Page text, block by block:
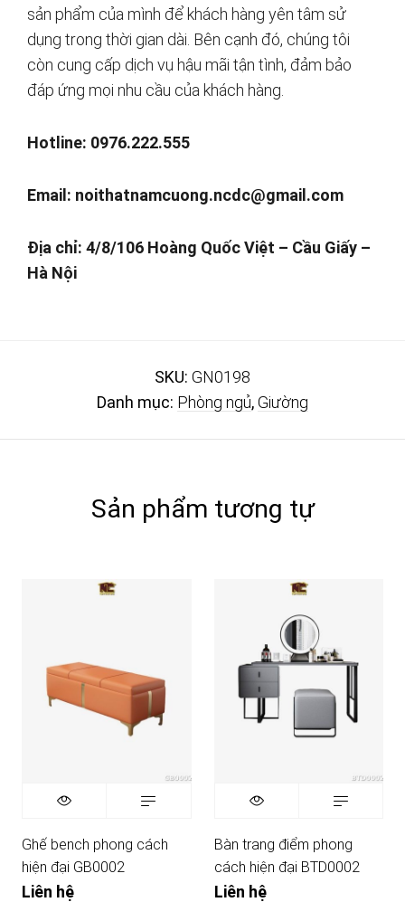
sản phẩm của mình để khách hàng yên tâm sử
dụng trong thời gian dài. Bên cạnh đó, chúng tôi
còn cung cấp dịch vụ hậu mãi tận tình, đảm bảo
đáp ứng mọi nhu cầu của khách hàng.
Hotline: 0976.222.555
Email: noithatnamcuong.ncdc@gmail.com
Địa chỉ: 4/8/106 Hoàng Quốc Việt – Cầu Giấy –
Hà Nội
SKU: GN0198
Danh mục: Phòng ngủ,Giường
Sản phẩm tương tự
Ghế bench phong cách
hiện đại GB0002
Liên hệ
Bàn trang điểm phong
cách hiện đại BTD0002
Liên hệ